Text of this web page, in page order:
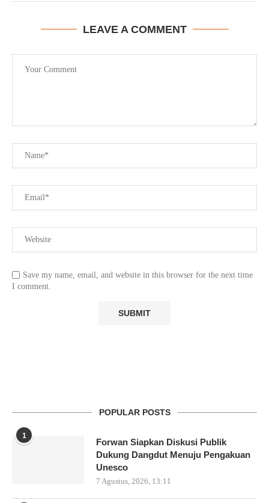
LEAVE A COMMENT
Save my name, email, and website in this browser for the next time
I comment.
POPULAR POSTS
1
Forwan Siapkan Diskusi Publik
Dukung Dangdut Menuju Pengakuan
Unesco
7 Agustus, 2026, 13:11